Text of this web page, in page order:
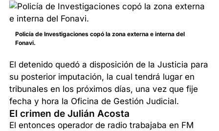
Policía de Investigaciones copó la zona externa e interna del
Fonavi.
El detenido quedó a disposición de la Justicia para
su posterior imputación, la cual tendrá lugar en
tribunales en los próximos días, una vez que fije
fecha y hora la Oficina de Gestión Judicial.
El crimen de Julián Acosta
El entonces operador de radio trabajaba en FM